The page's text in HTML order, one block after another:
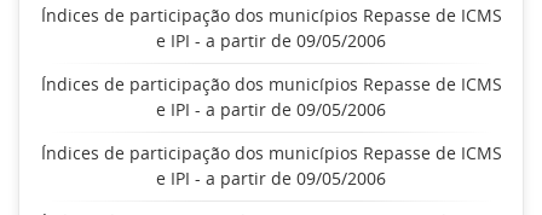
Índices de participação dos municípios Repasse de ICMS
e IPI - a partir de 09/05/2006
Índices de participação dos municípios Repasse de ICMS
e IPI - a partir de 09/05/2006
Índices de participação dos municípios Repasse de ICMS
e IPI - a partir de 09/05/2006